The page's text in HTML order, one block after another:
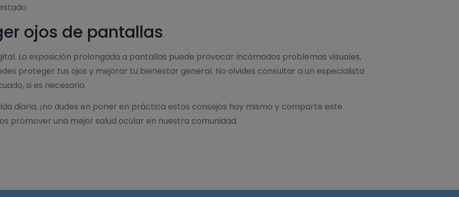
ojos de pantallas
La exposición prolongada a pantallas puede provocar incómodos problemas visuales,
proteger tus ojos y mejorar tu bienestar general. No olvides consultar a un especialista
si es necesario.
diaria, ¡no dudes en poner en práctica estos consejos hoy mismo y comparte este
promover una mejor salud ocular en nuestra comunidad.